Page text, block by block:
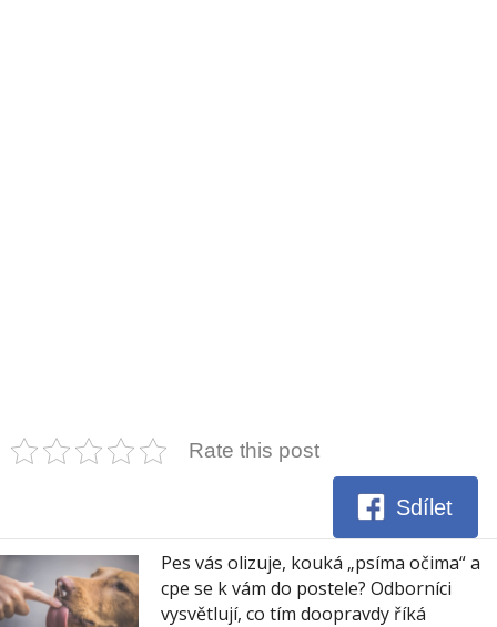
Rate this post
Sdílet
Pes vás olizuje, kouká „psíma očima“ a
cpe se k vám do postele? Odborníci
vysvětlují, co tím doopravdy říká